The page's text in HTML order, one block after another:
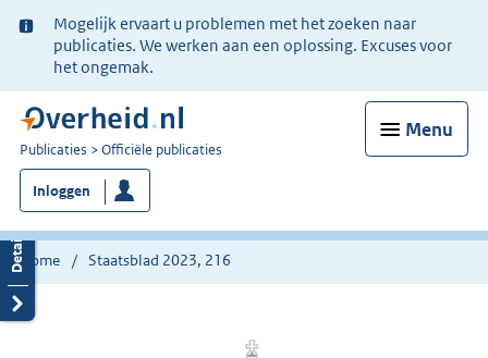
Ter
informatie:
Mogelijk ervaart u problemen met het zoeken naar
publicaties. We werken aan een oplossing. Excuses voor
het ongemak.
Menu
U
bent
nu
hier:
Publicaties Officiële publicaties
Inloggen
Home Staatsblad 2023, 216